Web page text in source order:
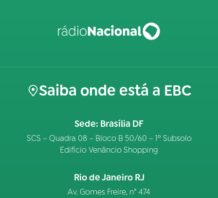
Saiba onde está a EBC
Sede: Brasília DF
SCS – Quadra 08 – Bloco B 50/60 – 1º Subsolo
Edifício Venâncio Shopping
Rio de Janeiro RJ
Av. Gomes Freire, n° 474